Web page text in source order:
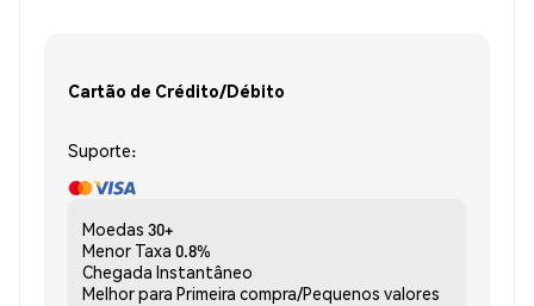
Cartão de Crédito/Débito
Suporte:
Moedas 30+
Menor Taxa 0.8%
Chegada Instantâneo
Melhor para Primeira compra/Pequenos valores